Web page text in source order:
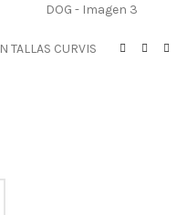
TALLAS CURVIS